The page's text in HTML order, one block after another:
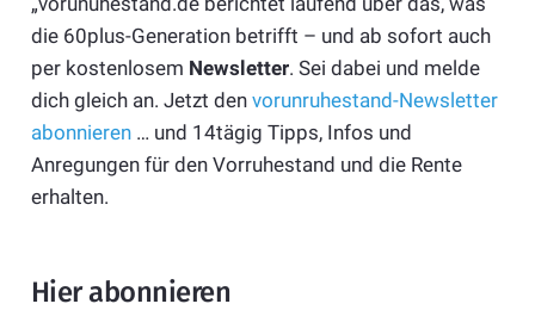
die 60plus-Generation betrifft – und ab sofort auch
per kostenlosem Newsletter. Sei dabei und melde
dich gleich an. Jetzt den vorunruhestand-Newsletter
abonnieren… und 14tägig Tipps, Infos und
Anregungen für den Vorruhestand und die Rente
erhalten.
Hier abonnieren